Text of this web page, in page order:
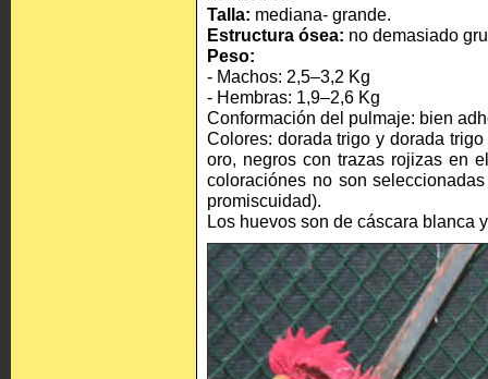
Talla: mediana- grande.
Estructura ósea: no demasiado
Peso:
- Machos: 2,5–3,2 Kg
- Hembras: 1,9–2,6 Kg
Conformación del pulmaje: bien
Colores: dorada trigo y dorada
oro, negros con trazas rojizas en
coloraciónes no son
promiscuidad).
Los huevos son de cáscara blanca